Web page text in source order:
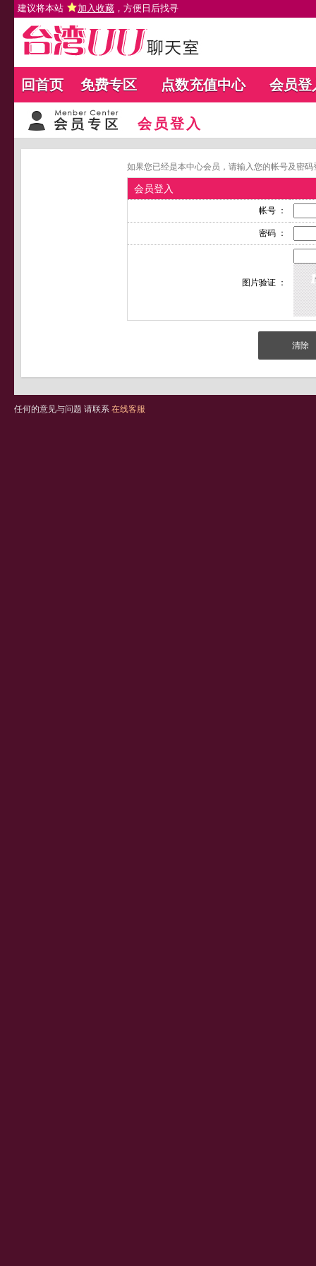
建议将本站 加入收藏 ，方便日后找寻
回首页 免费专区 点数充值中心 会员登
会员登入
如果您已经是本中心会员，请输入您的帐号及密
会员登入
帐号 ：
密码 ：
图片验证 ：
任何的意见与问题 请联系 在线客服